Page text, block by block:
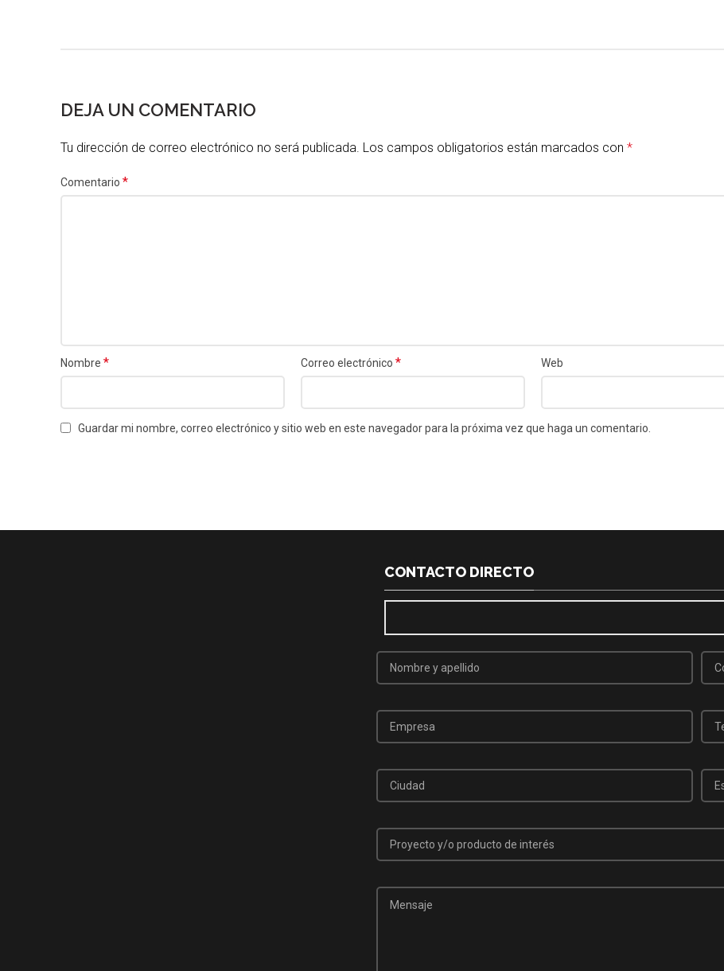
DEJA UN COMENTARIO
Tu dirección de correo electrónico no será publicada. Los campos obligatorios están marcados con *
Comentario *
Nombre * Correo electrónico* Web
Guardar mi nombre, correo electrónico y sitio web en este navegador para la próxima vez que haga un comentario.
CONTACTO DIRECTO